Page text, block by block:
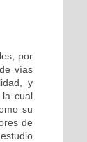
por
vías
y
la cual
su
de